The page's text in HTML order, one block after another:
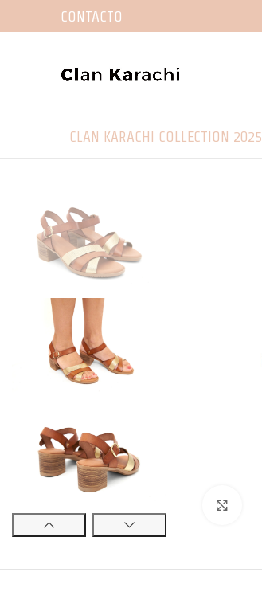
CONTACTO
CLAN KARACHI COLLECTION 2025